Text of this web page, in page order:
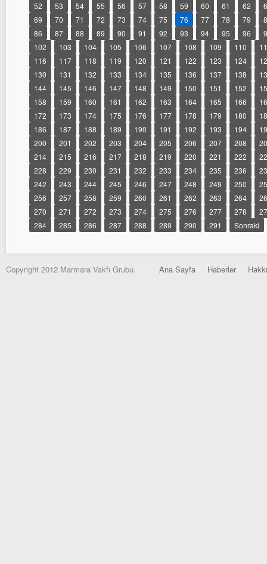
52
53 54 55 56 57 58 59 60 61 62
69
70 71 72 73 74 75 76 77 78 79
86
87 88 89 90 91 92 93 94 95 96
102
103 104 105 106 107 108 109 110
116
117 118 119 120 121 122 123 124
130
131 132 133 134 135 136 137 138
144
145 146 147 148 149 150 151 152
158
159 160 161 162 163 164 165 166
172
173 174 175 176 177 178 179 180
186
187 188 189 190 191 192 193 194
200
201 202 203 204 205 206 207 208
214
215 216 217 218 219 220 221 222
228
229 230 231 232 233 234 235 236
242
243 244 245 246 247 248 249 250
256
257 258 259 260 261 262 263 264
270
271 272 273 274 275 276 277 278
284
285 286 287 288 289 290 291 Sonraki
Copyright 2012 Marmara Vakfı Grubu. Ana Sayfa Haberler